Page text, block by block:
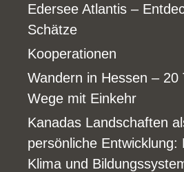
Edersee Atlantis –
Schätze
Kooperationen
Wandern in Hessen – 20
Wege mit Einkehr
Kanadas Landschaften
persönliche Entwicklung:
Klima und